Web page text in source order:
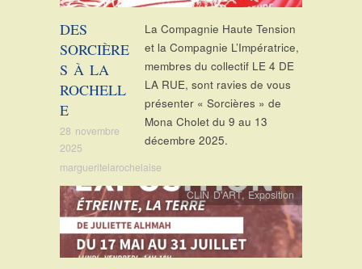
DES
SORCIÈRE
S À LA
ROCHELL
E
28 novembre
2025
margueritelarochelaise
La Compagnie Haute Tension
et la Compagnie L’Impératrice,
membres du collectif LE 4 DE
LA RUE, sont ravies de vous
présenter « Sorcières » de
Mona Cholet du 9 au 13
décembre 2025.
CLIN D'ART, Exposition